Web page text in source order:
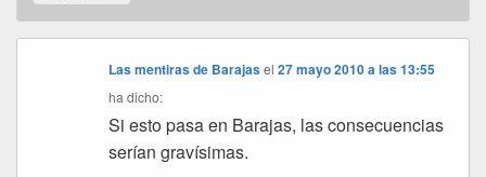
Las mentiras de Barajasel27 mayo 2010 a las 13:55
ha dicho:
Si esto pasa en Barajas, las consecuencias
serían gravísimas.